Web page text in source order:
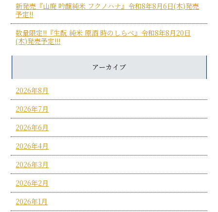
新発売『山廃 吟醸純米 フクノハナ』令和8年8月6日(木)発売
予定!!
数量限定!!『生酛 純米 原酒 時のしらべ』令和8年8月20日
(木)発売予定!!!
アーカイブ
2026年8月
2026年7月
2026年6月
2026年4月
2026年3月
2026年2月
2026年1月